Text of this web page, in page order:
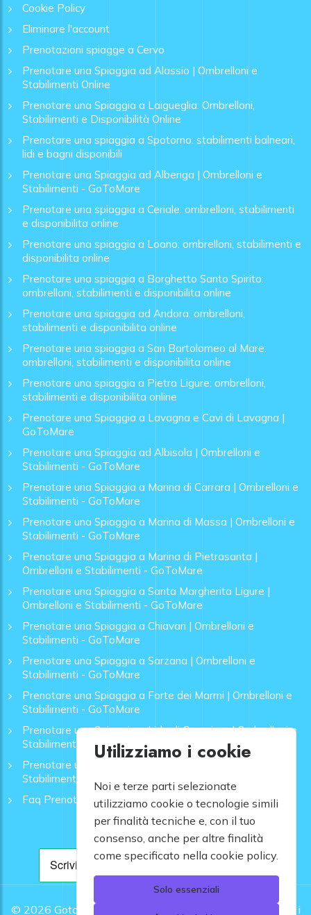
Cookie Policy
Eliminare l'account
Prenotazioni spiagge a Cervo
Prenotare una Spiaggia ad Alassio | Ombrelloni e
Stabilimenti Online
Prenotare una Spiaggia a Laigueglia: Ombrelloni,
Stabilimenti e Disponibilità Online
Prenotare una spiaggia a Spotorno: stabilimenti balneari,
lidi e bagni disponibili
Prenotare una Spiaggia ad Albenga | Ombrelloni e
Stabilimenti - GoToMare
Prenotare una spiaggia a Ceriale: ombrelloni, stabilimenti
e disponibilita online
Prenotare una spiaggia a Loano: ombrelloni, stabilimenti e
disponibilita online
Prenotare una spiaggia a Borghetto Santo Spirito:
ombrelloni, stabilimenti e disponibilita online
Prenotare una spiaggia ad Andora: ombrelloni,
stabilimenti e disponibilita online
Prenotare una spiaggia a San Bartolomeo al Mare:
ombrelloni, stabilimenti e disponibilita online
Prenotare una spiaggia a Pietra Ligure: ombrelloni,
stabilimenti e disponibilita online
Prenotare una Spiaggia a Lavagna e Cavi di Lavagna |
GoToMare
Prenotare una Spiaggia ad Albisola | Ombrelloni e
Stabilimenti - GoToMare
Prenotare una Spiaggia a Marina di Carrara | Ombrelloni e
Stabilimenti - GoToMare
Prenotare una Spiaggia a Marina di Massa | Ombrelloni e
Stabilimenti - GoToMare
Prenotare una Spiaggia a Marina di Pietrasanta |
Ombrelloni e Stabilimenti - GoToMare
Prenotare una Spiaggia a Santa Margherita Ligure |
Ombrelloni e Stabilimenti - GoToMare
Prenotare una Spiaggia a Chiavari | Ombrelloni e
Stabilimenti - GoToMare
Prenotare una Spiaggia a Sarzana | Ombrelloni e
Stabilimenti - GoToMare
Prenotare una Spiaggia a Forte dei Marmi | Ombrelloni e
Stabilimenti - GoToMare
Prenotare una Spiaggia a Lido di Camaiore | Ombrelloni e
Stabilimenti - GoToMare
Prenotare una Spiaggia a Rapallo | Ombrelloni e
Stabilimenti - GoToMare
Faq Prenotazione Spiagge
© 2026 Gotomare srl - Partita IVA 12948810960 . Tutti i
Utilizziamo i cookie
Noi e terze parti selezionate
utilizziamo cookie o tecnologie simili
per finalità tecniche e, con il tuo
consenso, anche per altre finalità
come specificato nella cookie policy.
Solo essenziali